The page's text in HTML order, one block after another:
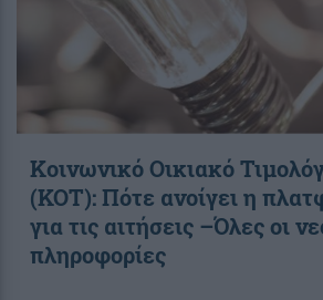
Κοινωνικό Οικιακό
(ΚΟΤ): Πότε ανοίγει η
για τις αιτήσεις –Όλες οι
πληροφορίες